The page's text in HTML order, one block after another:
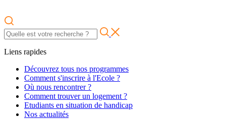
Liens rapides
Découvrez tous nos programmes
Comment s'inscrire à l'Ecole ?
Où nous rencontrer ?
Comment trouver un logement ?
Etudiants en situation de handicap
Nos actualités